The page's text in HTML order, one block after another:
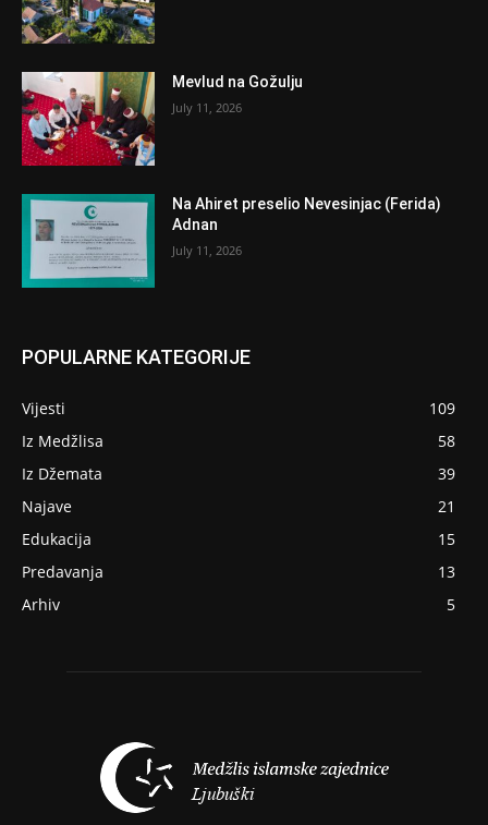
Mevlud na Gožulju
July 11, 2026
Na Ahiret preselio Nevesinjac (Ferida)
Adnan
July 11, 2026
POPULARNE KATEGORIJE
Vijesti
109
Iz Medžlisa
58
Iz Džemata
39
Najave
21
Edukacija
15
Predavanja
13
Arhiv
5